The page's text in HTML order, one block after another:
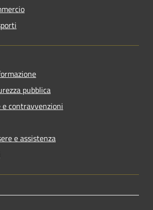
pubblica
contravvenzioni
e assistenza